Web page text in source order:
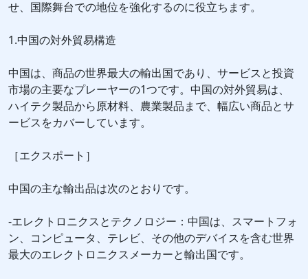
せ、国際舞台での地位を強化するのに役立ちます。
1.中国の対外貿易構造
中国は、商品の世界最大の輸出国であり、サービスと投資
市場の主要なプレーヤーの1つです。中国の対外貿易は、
ハイテク製品から原材料、農業製品まで、幅広い商品とサ
ービスをカバーしています。
［エクスポート］
中国の主な輸出品は次のとおりです。
-エレクトロニクスとテクノロジー：中国は、スマートフォ
ン、コンピュータ、テレビ、その他のデバイスを含む世界
最大のエレクトロニクスメーカーと輸出国です。